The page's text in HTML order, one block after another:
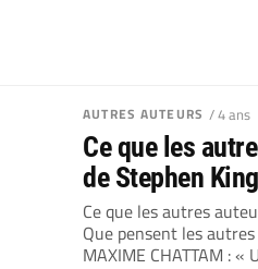
AUTRES AUTEURS / 4 ans
Ce que les
de Stephen King
Ce que les autres
Que pensent les
MAXIME CHATTAM : «